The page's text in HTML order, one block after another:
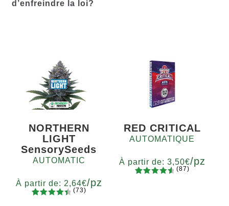
d’enfreindre la loi?
NORTHERN
LIGHT
SensorySeeds
AUTOMATIC
À partir de: 2,64€/pz
(73)
RED CRITICAL
AUTOMATIQUE
À partir de: 3,50€/pz
(87)